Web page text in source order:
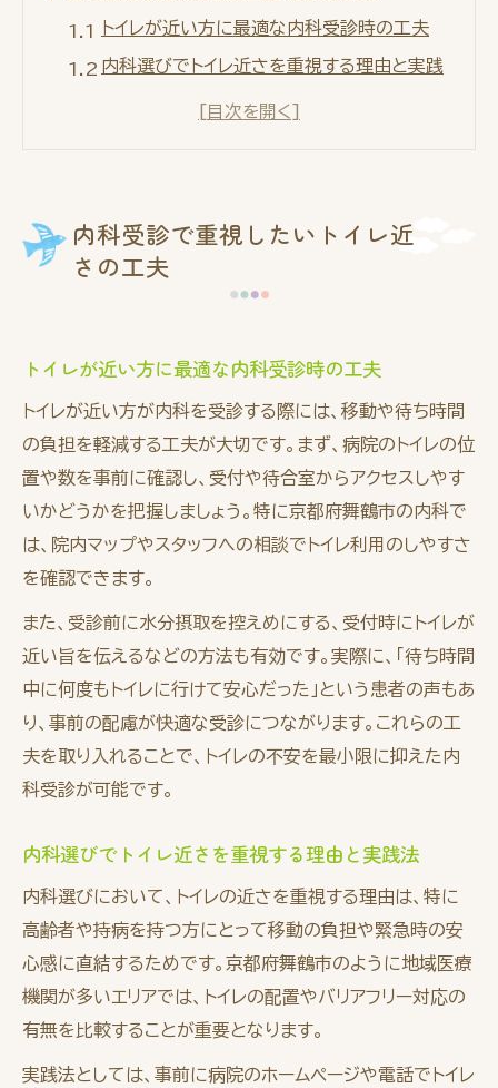
トイレが近い方に最適な内科受診時の工夫
内科選びでトイレ近さを重視する理由と実践
ント
トイレが近い方でも安心の内科受診準備方法
トイレ近い方が安心できる内科の利便性とは
舞鶴市で通いやすい内科の特徴と選び方
アクセス良好な内科を舞鶴市で選ぶコツ
通院負担を軽減する内科の新しい選択肢
通院負担を軽減する内科の選択肢と特徴
内科で負担を減らすための新しい通院スタイ
ル
高齢者に優しい負担軽減を叶える内科の工夫
内科選びで知っておきたい負担軽減の方法
トイレ近い方にも配慮した内科の新提案
高齢者・頻尿の方に優しい内科診療の工夫
トイレ近い方が快適に受診できる内科ガイド
安心して通える内科診療の選び方と注意点
内科受診で重視したいトイレ近
さの工夫
トイレが近い方に最適な内科受診時の工夫
トイレが近い方が内科を受診する際には、移動や待ち時間
の負担を軽減する工夫が大切です。まず、病院のトイレの位
置や数を事前に確認し、受付や待合室からアクセスしやす
いかどうかを把握しましょう。特に京都府舞鶴市の内科で
は、院内マップやスタッフへの相談でトイレ利用のしやすさ
を確認できます。
また、受診前に水分摂取を控えめにする、受付時にトイレが
近い旨を伝えるなどの方法も有効です。実際に、「待ち時間
中に何度もトイレに行けて安心だった」という患者の声もあ
り、事前の配慮が快適な受診につながります。これらの工
夫を取り入れることで、トイレの不安を最小限に抑えた内
科受診が可能です。
内科選びでトイレ近さを重視する理由と実践法
内科選びにおいて、トイレの近さを重視する理由は、特に
高齢者や持病を持つ方にとって移動の負担や緊急時の安
心感に直結するためです。京都府舞鶴市のように地域医療
機関が多いエリアでは、トイレの配置やバリアフリー対応の
有無を比較することが重要となります。
実践法としては、事前に病院のホームページや電話でトイレ